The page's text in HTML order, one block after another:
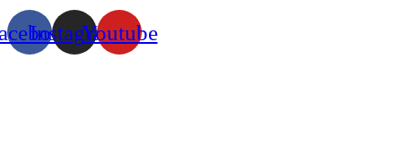
InstagramYoutube